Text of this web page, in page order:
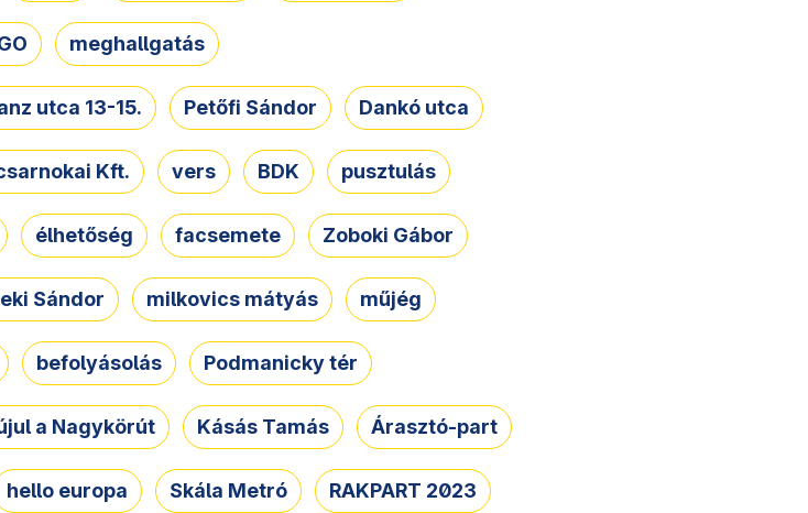
meghallgatás
utca 13-15. Petőfi Sándor Dankó utca
Kft. vers BDK pusztulás
élhetőség facsemete Zoboki Gábor
Sándor milkovics mátyás műjég
befolyásolás Podmanicky tér
a Nagykörút Kásás Tamás Árasztó-part
hello europa Skála Metró RAKPART 2023